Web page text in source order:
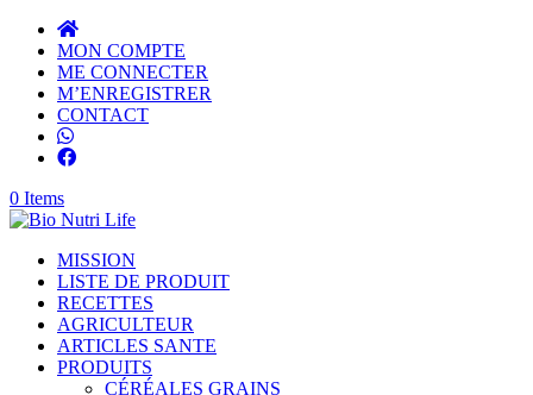
MON COMPTE
ME CONNECTER
M’ENREGISTRER
CONTACT
0 Items
MISSION
LISTE DE PRODUIT
RECETTES
AGRICULTEUR
ARTICLES SANTE
PRODUITS
CÉRÉALES GRAINS